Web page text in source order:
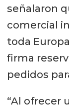
señalaron
comercial
toda
firma
pedidos
“Al ofrecer